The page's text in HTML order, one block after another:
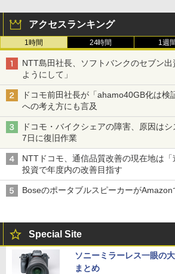
アクセスランキング
1時間 24時間 1週
NTT島田社長、ソフトバンクのセブン
ようにして」
ドコモ前田社長が「ahamo40GB化は検
への考え方にも言及
ドコモ・バイクシェアの障害、原因は
7日に復旧作業
NTTドコモ、通信品質改善の現在地は
投資で年度内の改善目指す
BoseのポータブルスピーカーがAmazon
Special Site
ソニーミラーレス一眼の
まとめ